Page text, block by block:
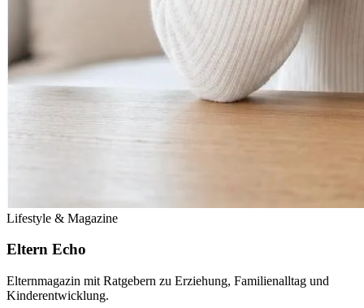
Lifestyle & Magazine
Eltern Echo
Elternmagazin mit Ratgebern zu Erziehung, Familienalltag und
Kinderentwicklung.